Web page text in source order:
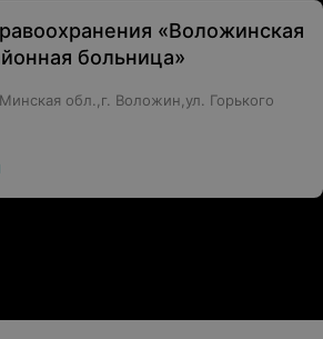
«Воложинская
больница»
обл.,г. Воложин,ул. Горького